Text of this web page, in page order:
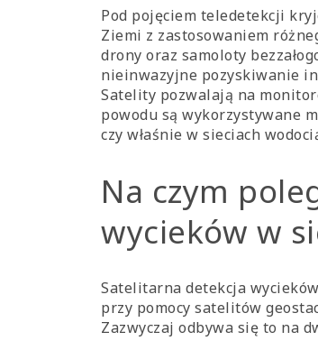
Pod pojęciem teledetekcji
Ziemi z zastosowaniem
drony oraz samoloty
nieinwazyjne pozyskiwanie
Satelity pozwalają na
powodu są wykorzystywane
czy właśnie w sieciach
Na czym
wycieków w
Satelitarna detekcja
przy pomocy satelitów
Zazwyczaj odbywa się to na